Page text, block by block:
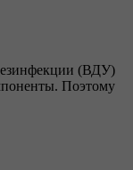
(ВДУ)
Поэтому